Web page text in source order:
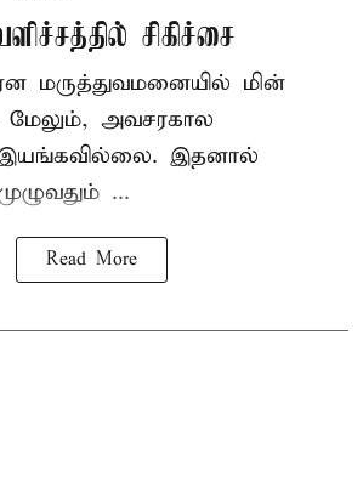
சிகிச்சை
மருத்துவமனையில் மின்
மேலும், அவசரகால
இதனால்
...
Read More